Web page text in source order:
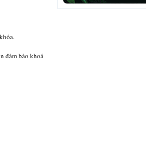
đảm bảo khoá